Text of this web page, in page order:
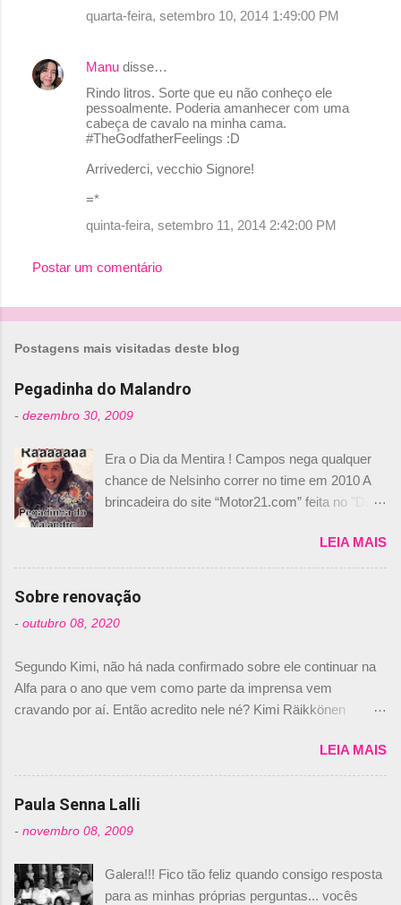
s
quarta-feira, setembro 10, 2014 1:49:00 PM
Manu disse…
Rindo litros. Sorte que eu não conheço ele
pessoalmente. Poderia amanhecer com uma
cabeça de cavalo na minha cama.
#TheGodfatherFeelings :D
Arrivederci, vecchio Signore!
=*
quinta-feira, setembro 11, 2014 2:42:00 PM
Postar um comentário
Postagens mais visitadas deste blog
Pegadinha do Malandro
- dezembro 30, 2009
Era o Dia da Mentira ! Campos nega qualquer
chance de Nelsinho correr no time em 2010 A
brincadeira do site “Motor21.com” feita no "Día
de abril –, afirmando que Nelson Piquet havia
comprado 15% das ações da Campos, dando,
com isso, um lugar no time a Nelsinho Piquet,
foi esclarecida de uma vez por todas por
Daniele Audetto, diretor da escuderia. O
não será o companheiro de Bruno Senna em
2010. "Na verdade, nós recebemos uma oferta
de Piquet", admitiu Audetto. “Mas depois de ter
dois brasileiros”, explicou, dizendo ainda que
não tem nada contra o filho do tricampeão
Nelson Piquet. “Ele é um bom piloto, rápido e
experiente.” Audetto disse ainda que a suposta
não corresponde à realidade. “O suposto 15%
de investimento seria menor do que aquilo que
LEIA MAIS
Sobre renovação
- outubro 08, 2020
Segundo Kimi, não há nada confirmado sobre ele continuar na
Alfa para o ano que vem como parte da imprensa vem
cravando por aí. Então acredito nele né? Kimi Räikkönen
truth but I’ve never had an option in my contract so that’s
should, pretty much, tell you that it’s not true." #Kimi7 #EifelGP
#AlfaRomeoRacing pic.twitter.com/77EDVn39Ia — Kimi
Romain falando sobre o fato do Iceman estar há tantos anos na
@RGrosjean ! #EifelGP 🇩🇪 #F1
LEIA MAIS
Paula Senna Lalli
- novembro 08, 2009
Galera!!! Fico tão feliz quando consigo resposta
para as minhas próprias perguntas... vocês